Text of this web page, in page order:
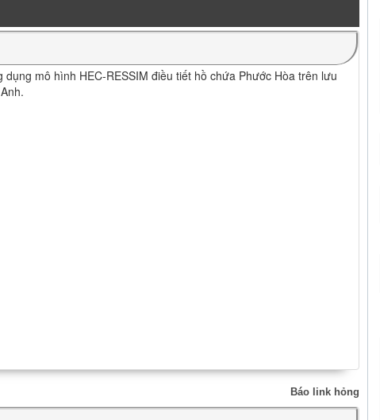
mô hình HEC-RESSIM điều tiết hồ chứa Phước Hòa trên lưu
Báo link hỏng